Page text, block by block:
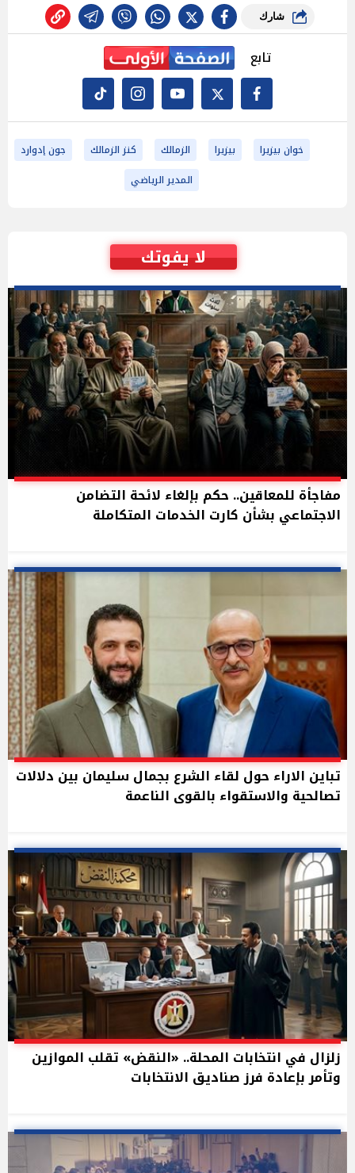
شارك
تابع
خوان بيزيرا بيزيرا الزمالك كنز الزمالك
جون إدوارد
المدير الرياضي
لا يفوتك
مفاجأة للمعاقين.. حكم بإلغاء لائحة التضامن
الاجتماعي بشأن كارت الخدمات المتكاملة
تباين الاراء حول لقاء الشرع بجمال سليمان بين دلالات
تصالحية والاستقواء بالقوى الناعمة
زلزال في انتخابات المحلة.. «النقض» تقلب الموازين
وتأمر بإعادة فرز صناديق الانتخابات